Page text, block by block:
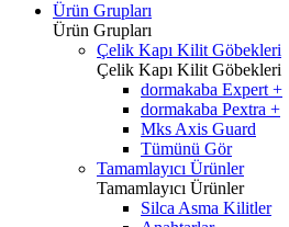
Ürün Grupları
Ürün Grupları
Çelik Kapı Kilit Göbekleri
Çelik Kapı Kilit Göbekleri
dormakaba Expert +
dormakaba Pextra +
Mks Axis Guard
Tümünü Gör
Tamamlayıcı Ürünler
Tamamlayıcı Ürünler
Silca Asma Kilitler